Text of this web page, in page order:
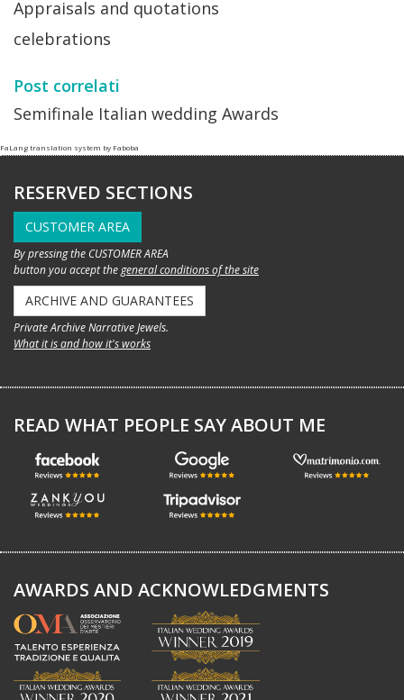
Appraisals and quotations
celebrations
Post correlati
Semifinale Italian wedding Awards
FaLang translation system by Faboba
RESERVED SECTIONS
CUSTOMER AREA
By pressing the CUSTOMER AREA
button you accept thegeneral conditions of the site
ARCHIVE AND GUARANTEES
Private Archive Narrative Jewels.
What it is and how it's works
READ WHAT PEOPLE SAY ABOUT ME
AWARDS AND ACKNOWLEDGMENTS